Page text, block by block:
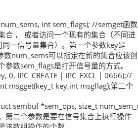
int sem_flags); //semget函数
合 ， 或者访问一个现有的集合（不同进
一信号量集合）。第一个参数key是
num_sems可以指定在新的集合应该创
参数sem_flags是打开信号量的方式。
0, IPC_CREATE | IPC_EXCL | 0666);//
msgget(key_t key,int msgflag);第二个
sembuf *sem_ops, size_t
第二个参数是要在信号集合上执行操作